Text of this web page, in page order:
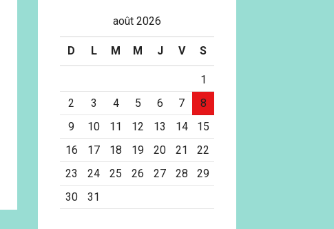
août 2026
D L M M J V S
1
2
3 4 5 6 7
8
9
10 11 12 13 14
15
16
17 18 19 20 21
22
23
24 25 26 27 28
29
30
31